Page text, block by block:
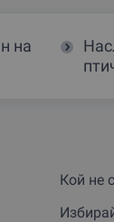
на
Кой не